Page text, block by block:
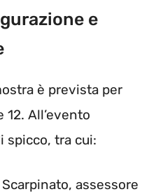
e
è prevista per
All’evento
spicco, tra cui:
assessore